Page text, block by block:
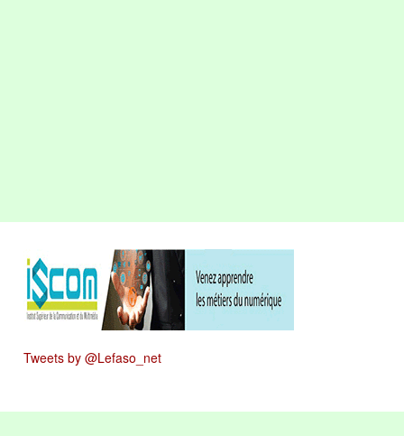
Tweets by @Lefaso_net